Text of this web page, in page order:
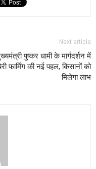
Next article
पुष्कर धामी के मार्गदर्शन में
फार्मिंग की नई पहल, किसानों को
मिलेगा लाभ